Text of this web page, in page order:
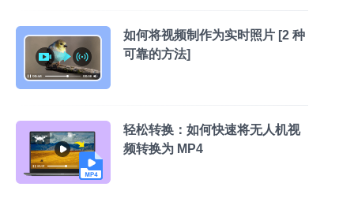
如何将视频制作为实时照片 [2 种
可靠的方法]
轻松转换：如何快速将无人机视
频转换为 MP4